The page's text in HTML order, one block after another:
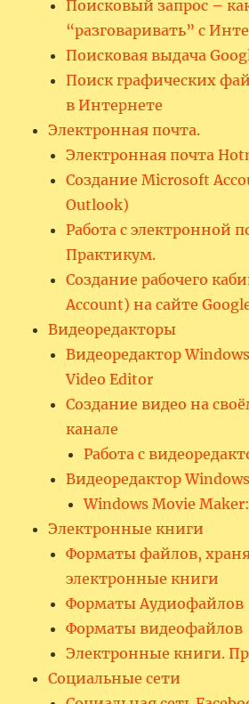
Поисковый запрос –
“разговаривать” с
Поисковая выдача
Поиск графических
в Интернете
Электронная почта.
Электронная почта
Создание Microsoft
Outlook)
Работа с электронной
Практикум.
Создание рабочего
Account) на сайте
Видеоредакторы
Видеоредактор
Video Editor
Создание видео на
канале
Работа с
Видеоредактор
Windows Movie
Электронные книги
Форматы файлов,
электронные книги
Форматы Аудиофайлов
Форматы видеофайлов
Электронные книги.
Социальные сети